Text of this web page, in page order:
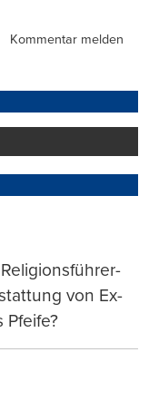
Kommentar melden
von Ex-
Pfeife?